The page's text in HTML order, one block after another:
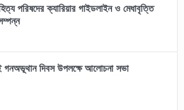
পরিষদের ক্যারিয়ার গাইডলাইন ও মেধাবৃত্তি
গনঅভূথান দিবস উপলক্ষে আলোচনা সভা